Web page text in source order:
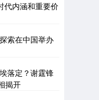
代内涵和重要价
索在中国举办
落定？谢霆锋
揭开